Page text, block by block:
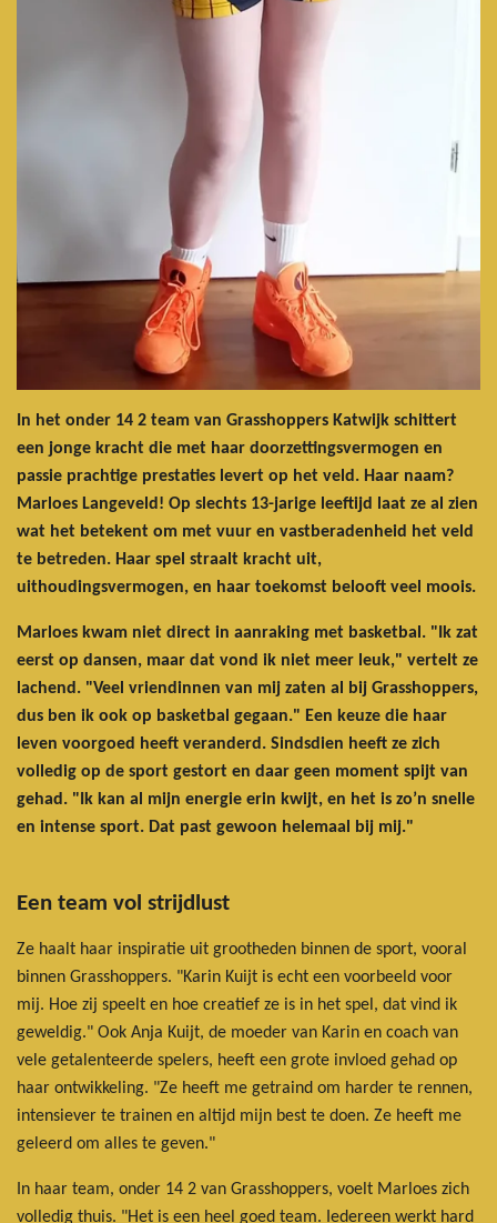
In het onder 14 2 team van Grasshoppers Katwijk schittert
een jonge kracht die met haar doorzettingsvermogen en
passie prachtige prestaties levert op het veld. Haar naam?
Marloes Langeveld! Op slechts 13-jarige leeftijd laat ze al zien
wat het betekent om met vuur en vastberadenheid het veld
te betreden. Haar spel straalt kracht uit,
uithoudingsvermogen, en haar toekomst belooft veel moois.
Marloes kwam niet direct in aanraking met basketbal. "Ik zat
eerst op dansen, maar dat vond ik niet meer leuk," vertelt ze
lachend. "Veel vriendinnen van mij zaten al bij Grasshoppers,
dus ben ik ook op basketbal gegaan." Een keuze die haar
leven voorgoed heeft veranderd. Sindsdien heeft ze zich
volledig op de sport gestort en daar geen moment spijt van
gehad. "Ik kan al mijn energie erin kwijt, en het is zo’n snelle
en intense sport. Dat past gewoon helemaal bij mij."
Een team vol strijdlust
Ze haalt haar inspiratie uit grootheden binnen de sport, vooral
binnen Grasshoppers. "Karin Kuijt is echt een voorbeeld voor
mij. Hoe zij speelt en hoe creatief ze is in het spel, dat vind ik
geweldig." Ook Anja Kuijt, de moeder van Karin en coach van
vele getalenteerde spelers, heeft een grote invloed gehad op
haar ontwikkeling. "Ze heeft me getraind om harder te rennen,
intensiever te trainen en altijd mijn best te doen. Ze heeft me
geleerd om alles te geven."
In haar team, onder 14 2 van Grasshoppers, voelt Marloes zich
volledig thuis. "Het is een heel goed team. Iedereen werkt hard